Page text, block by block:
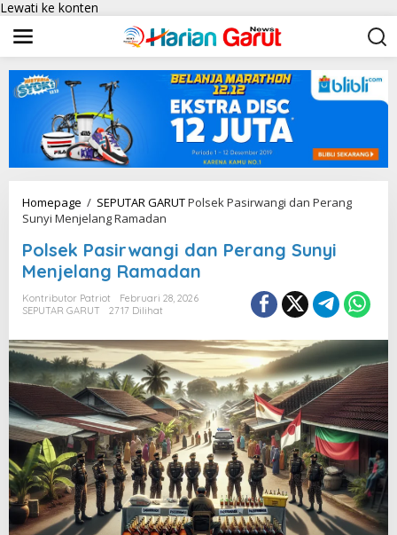
Lewati ke konten
Homepage / SEPUTAR GARUTPolsek Pasirwangi dan Perang
Sunyi Menjelang Ramadan
Polsek Pasirwangi dan Perang Sunyi
Menjelang Ramadan
Kontributor Patriot
Februari 28, 2026
SEPUTAR GARUT
2717 Dilihat